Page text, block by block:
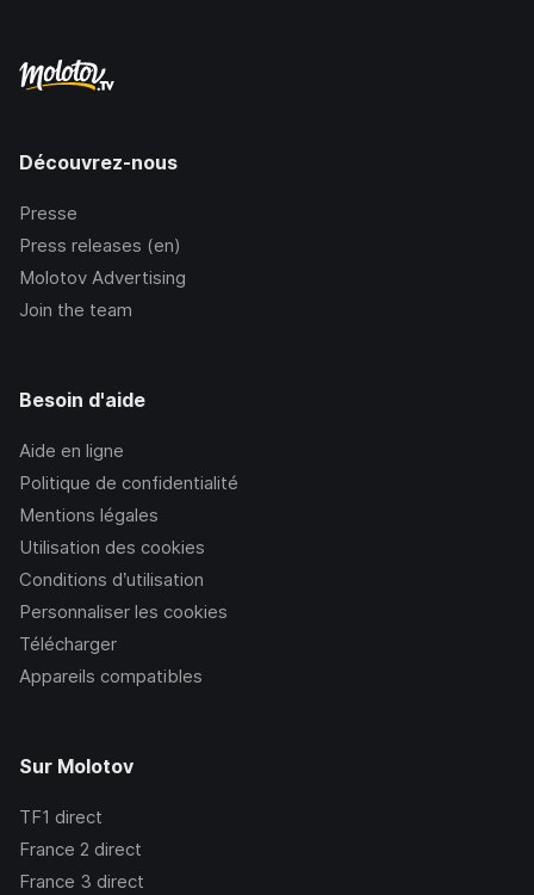
Découvrez-nous
Presse
Press releases (en)
Molotov Advertising
Join the team
Besoin d'aide
Aide en ligne
Politique de confidentialité
Mentions légales
Utilisation des cookies
Conditions d’utilisation
Personnaliser les cookies
Télécharger
Appareils compatibles
Sur Molotov
TF1 direct
France 2 direct
France 3 direct